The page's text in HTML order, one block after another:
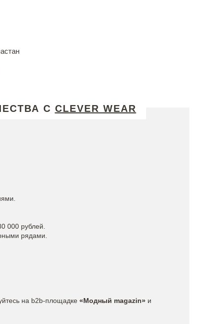
С CLEVER WEAR
000 рублей.
рядами.
на b2b-площадке «Модный magazin» и